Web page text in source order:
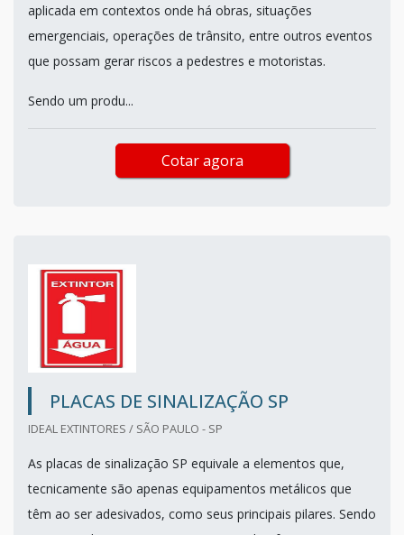
aplicada em contextos onde há obras, situações
emergenciais, operações de trânsito, entre outros eventos
que possam gerar riscos a pedestres e motoristas.
Sendo um produ...
Cotar agora
PLACAS DE SINALIZAÇÃO SP
IDEAL EXTINTORES / SÃO PAULO - SP
As placas de sinalização SP equivale a elementos que,
tecnicamente são apenas equipamentos metálicos que
têm ao ser adesivados, como seus principais pilares. Sendo